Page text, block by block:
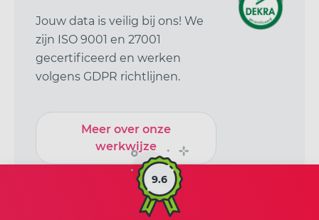
Jouw data is veilig bij ons! We
zijn ISO 9001 en 27001
gecertificeerd en werken
volgens GDPR richtlijnen.
Meer over onze
werkwijze
9.6